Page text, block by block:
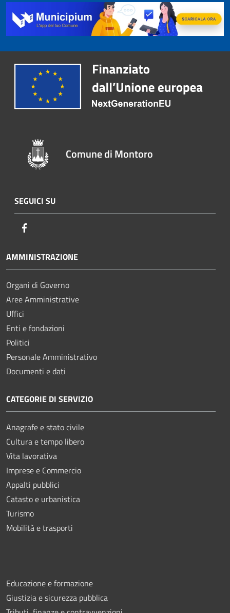
Comune di Montoro
SEGUICI SU
AMMINISTRAZIONE
Organi di Governo
Aree Amministrative
Uffici
Enti e fondazioni
Politici
Personale Amministrativo
Documenti e dati
CATEGORIE DI SERVIZIO
Anagrafe e stato civile
Cultura e tempo libero
Vita lavorativa
Imprese e Commercio
Appalti pubblici
Catasto e urbanistica
Turismo
Mobilità e trasporti
Educazione e formazione
Giustizia e sicurezza pubblica